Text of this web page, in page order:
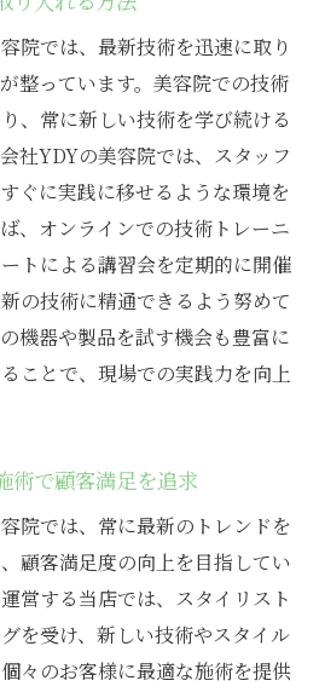
院では、最新技術を迅速に取り
整っています。美容院での技術
、常に新しい技術を学び続ける
社YDYの美容院では、スタッフ
ぐに実践に移せるような環境を
、オンラインでの技術トレーニ
トによる講習会を定期的に開催
の技術に精通できるよう努めて
機器や製品を試す機会も豊富に
ことで、現場での実践力を向上
術で顧客満足を追求
院では、常に最新のトレンドを
顧客満足度の向上を目指してい
営する当店では、スタイリスト
を受け、新しい技術やスタイル
々のお客様に最適な施術を提供